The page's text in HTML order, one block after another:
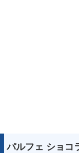
パルフェ ショコ